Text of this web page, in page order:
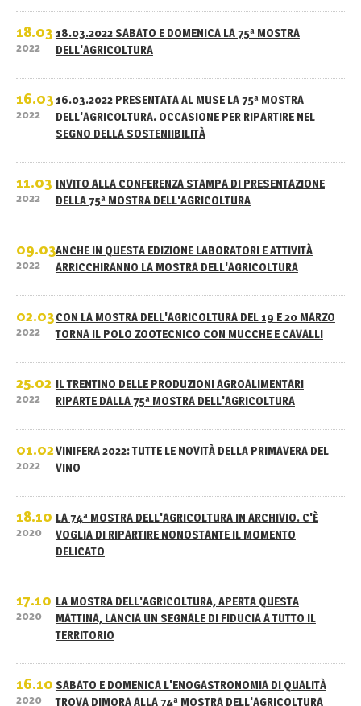
18.03
2022
18.03.2022 SABATO E DOMENICA LA 75ª MOSTRA
DELL'AGRICOLTURA
16.03
2022
16.03.2022 PRESENTATA AL MUSE LA 75ª MOSTRA
DELL'AGRICOLTURA. OCCASIONE PER RIPARTIRE NEL
SEGNO DELLA SOSTENIIBILITÀ
11.03
2022
INVITO ALLA CONFERENZA STAMPA DI PRESENTAZIONE
DELLA 75ª MOSTRA DELL'AGRICOLTURA
09.03
2022
ANCHE IN QUESTA EDIZIONE LABORATORI E ATTIVITÀ
ARRICCHIRANNO LA MOSTRA DELL'AGRICOLTURA
02.03
2022
CON LA MOSTRA DELL'AGRICOLTURA DEL 19 E 20 MARZO
TORNA IL POLO ZOOTECNICO CON MUCCHE E CAVALLI
25.02
2022
IL TRENTINO DELLE PRODUZIONI AGROALIMENTARI
RIPARTE DALLA 75ª MOSTRA DELL'AGRICOLTURA
01.02
2022
VINIFERA 2022: TUTTE LE NOVITÀ DELLA PRIMAVERA DEL
VINO
18.10
2020
LA 74ª MOSTRA DELL'AGRICOLTURA IN ARCHIVIO. C'È
VOGLIA DI RIPARTIRE NONOSTANTE IL MOMENTO
DELICATO
17.10
2020
LA MOSTRA DELL'AGRICOLTURA, APERTA QUESTA
MATTINA, LANCIA UN SEGNALE DI FIDUCIA A TUTTO IL
TERRITORIO
16.10
2020
SABATO E DOMENICA L'ENOGASTRONOMIA DI QUALITÀ
TROVA DIMORA ALLA 74ª MOSTRA DELL'AGRICOLTURA